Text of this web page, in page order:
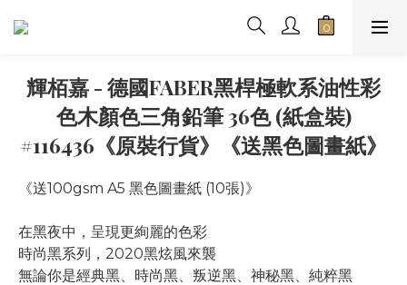
輝栢嘉 - 德國FABER黑桿極軟系油性彩
色木顏色三角鉛筆 36色 (紙盒裝)
#116436《原裝行貨》《送黑色圖畫紙》
《送100gsm A5 黑色圖畫紙 (10張)》
在黑夜中，呈現更絢麗的色彩
時尚黑系列，2020黑炫風來襲
無論你是經典黑、時尚黑、叛逆黑、神秘黑、純粹黑